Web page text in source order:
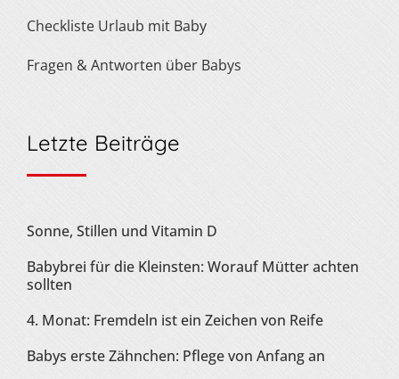
Checkliste Urlaub mit Baby
Fragen & Antworten über Babys
Letzte Beiträge
Sonne, Stillen und Vitamin D
Babybrei für die Kleinsten: Worauf Mütter achten
sollten
4. Monat: Fremdeln ist ein Zeichen von Reife
Babys erste Zähnchen: Pflege von Anfang an